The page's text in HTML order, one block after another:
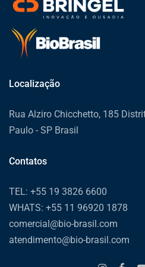
Localização
Rua Alziro Chicchetto, 185
Paulo - SP Brasil
Contatos
TEL: +55 19 3826 6600
WHATS: +55 11 96920 1878
comercial@bio-brasil.com
atendimento@bio-brasil.com